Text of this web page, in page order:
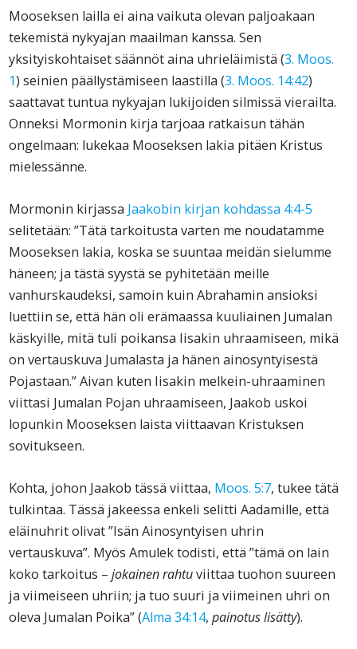
Mooseksen lailla ei aina vaikuta olevan paljoakaan
tekemistä nykyajan maailman kanssa. Sen
yksityiskohtaiset säännöt aina uhrieläimistä (3. Moos.
1) seinien päällystämiseen laastilla (3. Moos. 14:42)
saattavat tuntua nykyajan lukijoiden silmissä vierailta.
Onneksi Mormonin kirja tarjoaa ratkaisun tähän
ongelmaan: lukekaa Mooseksen lakia pitäen Kristus
mielessänne.
Mormonin kirjassa Jaakobin kirjan kohdassa 4:4-5
selitetään: ”Tätä tarkoitusta varten me noudatamme
Mooseksen lakia, koska se suuntaa meidän sielumme
häneen; ja tästä syystä se pyhitetään meille
vanhurskaudeksi, samoin kuin Abrahamin ansioksi
luettiin se, että hän oli erämaassa kuuliainen Jumalan
käskyille, mitä tuli poikansa Iisakin uhraamiseen, mikä
on vertauskuva Jumalasta ja hänen ainosyntyisestä
Pojastaan.” Aivan kuten Iisakin melkein-uhraaminen
viittasi Jumalan Pojan uhraamiseen, Jaakob uskoi
lopunkin Mooseksen laista viittaavan Kristuksen
sovitukseen.
Kohta, johon Jaakob tässä viittaa, Moos. 5:7, tukee tätä
tulkintaa. Tässä jakeessa enkeli selitti Aadamille, että
eläinuhrit olivat ”Isän Ainosyntyisen uhrin
vertauskuva”. Myös Amulek todisti, että ”tämä on lain
koko tarkoitus –jokainen rahtuviittaa tuohon suureen
ja viimeiseen uhriin; ja tuo suuri ja viimeinen uhri on
oleva Jumalan Poika” (Alma 34:14,painotus lisätty).